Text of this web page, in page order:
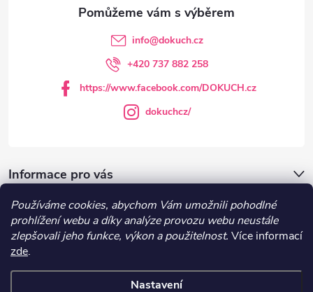
Používáme cookies, abychom Vám umožnili pohodlné
prohlížení webu a díky analýze provozu webu neustále
zlepšovali jeho funkce, výkon a použitelnost. Více informací
zde.
Nastavení
Informace pro vás
DOKUCH.cz
info@dokuch.cz
+420 737 882 258
https://www.facebook.com/DOKUCH.cz
dokuchcz/
Recepty